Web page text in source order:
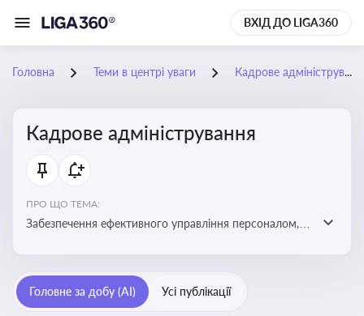
ВХІД ДО LIGA360
Головна Теми в центрі уваги Кадрове адміністрування
Кадрове адміністрування
ПРО ЩО ТЕМА:
Забезпечення ефективного управління персоналом,
Головне за добу (AI) Усі публікації